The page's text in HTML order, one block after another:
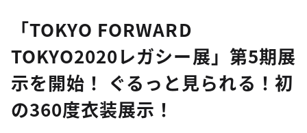
「TOKYO FORWARD
TOKYO2020レガシー展」第5期展
示を開始！ ぐるっと見られる！初
の360度衣装展示！